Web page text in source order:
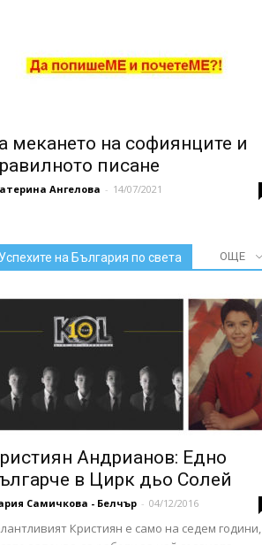
мекането на софиянците и
писане
Ангелова - 14/07/2021
Успехите на България по света ОЩЕ
Андрианов: Едно
в Цирк дьо Солей
Самичкова - Белчър - 04/12/2016
Кристиян е само на седем години,